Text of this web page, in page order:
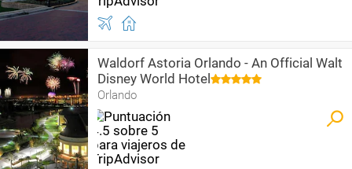
Waldorf Astoria Orlando - An Official Walt
Disney World Hotel
Orlando